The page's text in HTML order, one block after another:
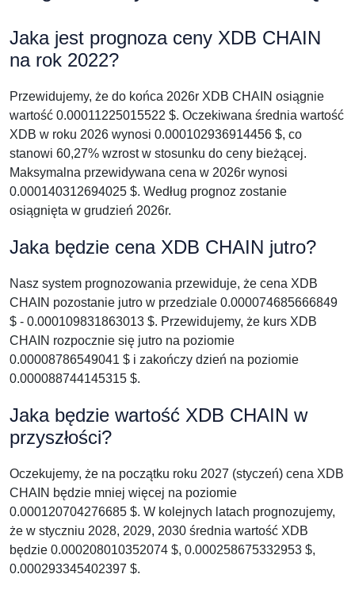
Jaka jest prognoza ceny XDB CHAIN
na rok 2022?
Przewidujemy, że do końca 2026r XDB CHAIN osiągnie
wartość 0.00011225015522 $. Oczekiwana średnia wartość
XDB w roku 2026 wynosi 0.000102936914456 $, co
stanowi 60,27% wzrost w stosunku do ceny bieżącej.
Maksymalna przewidywana cena w 2026r wynosi
0.000140312694025 $. Według prognoz zostanie
osiągnięta w grudzień 2026r.
Jaka będzie cena XDB CHAIN jutro?
Nasz system prognozowania przewiduje, że cena XDB
CHAIN pozostanie jutro w przedziale 0.000074685666849
$ - 0.000109831863013 $. Przewidujemy, że kurs XDB
CHAIN rozpocznie się jutro na poziomie
0.00008786549041 $ i zakończy dzień na poziomie
0.000088744145315 $.
Jaka będzie wartość XDB CHAIN w
przyszłości?
Oczekujemy, że na początku roku 2027 (styczeń) cena XDB
CHAIN będzie mniej więcej na poziomie
0.000120704276685 $. W kolejnych latach prognozujemy,
że w styczniu 2028, 2029, 2030 średnia wartość XDB
będzie 0.000208010352074 $, 0.000258675332953 $,
0.000293345402397 $.